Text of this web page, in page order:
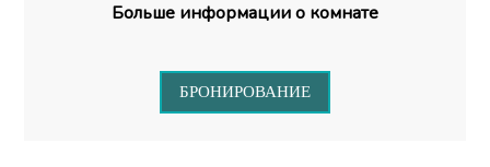
Больше информации о комнате
БРОНИРОВАНИЕ